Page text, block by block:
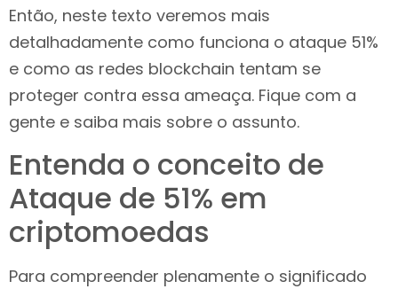
Então, neste texto veremos mais
detalhadamente como funciona o ataque 51%
e como as redes blockchain tentam se
proteger contra essa ameaça. Fique com a
gente e saiba mais sobre o assunto.
Entenda o conceito de
Ataque de 51% em
criptomoedas
Para compreender plenamente o significado